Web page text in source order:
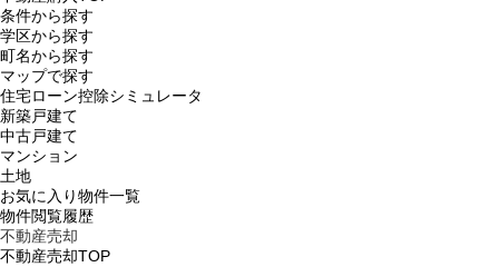
条件から探す
学区から探す
町名から探す
マップで探す
住宅ローン控除シミュレータ
新築戸建て
中古戸建て
マンション
土地
お気に入り物件一覧
物件閲覧履歴
不動産売却
不動産売却TOP